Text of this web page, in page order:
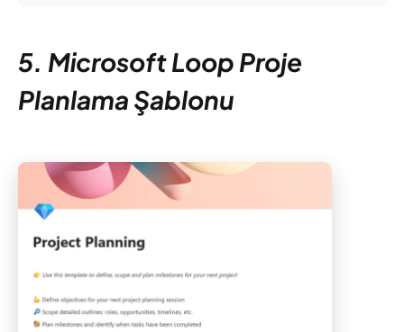
5. Microsoft Loop Proje
Planlama Şablonu